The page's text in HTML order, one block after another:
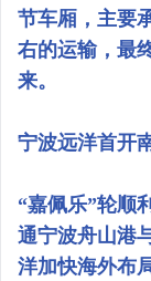
节车厢，主要
右的运输，最
来。
宁波远洋首开
“嘉佩乐”轮顺
通宁波舟山港
洋加快海外布